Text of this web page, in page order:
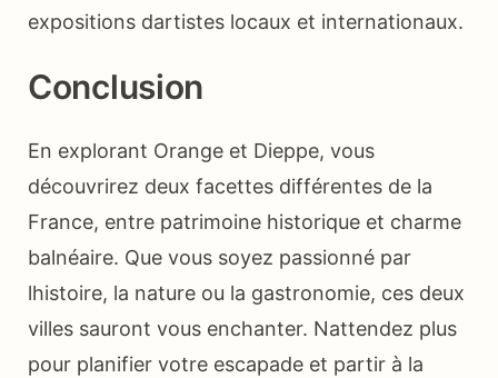
expositions dartistes locaux et internationaux.
Conclusion
En explorant Orange et Dieppe, vous
découvrirez deux facettes différentes de la
France, entre patrimoine historique et charme
balnéaire. Que vous soyez passionné par
lhistoire, la nature ou la gastronomie, ces deux
villes sauront vous enchanter. Nattendez plus
pour planifier votre escapade et partir à la